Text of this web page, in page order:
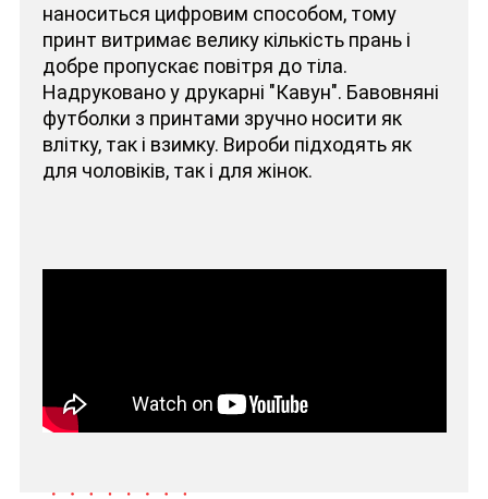
наноситься цифровим способом, тому
принт витримає велику кількість прань і
добре пропускає повітря до тіла.
Надруковано у друкарні "Кавун". Бавовняні
футболки з принтами зручно носити як
влітку, так і взимку. Вироби підходять як
для чоловіків, так і для жінок.